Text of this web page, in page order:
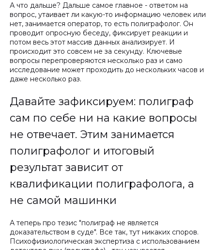
А что дальше? Дальше самое главное - ответом на
вопрос, утаивает ли какую-то информацию человек или
нет, занимается оператор, то есть полиграфолог. Он
проводит опросную беседу, фиксирует реакции и
потом весь этот массив данных анализирует. И
происходит это совсем не за секунду. Ключевые
вопросы перепроверяются несколько раз и само
исследование может проходить до нескольких часов и
даже несколько раз.
Давайте зафиксируем: полиграф
сам по себе ни на какие вопросы
не отвечает. Этим занимается
полиграфолог и итоговый
результат зависит от
квалификации полиграфолога, а
не самой машинки
А теперь про тезис "полиграф не является
доказательством в суде". Все так, тут никаких споров.
Психофизиологическая экспертиза с использованием